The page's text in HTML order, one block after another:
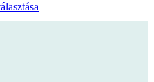
változatok
a